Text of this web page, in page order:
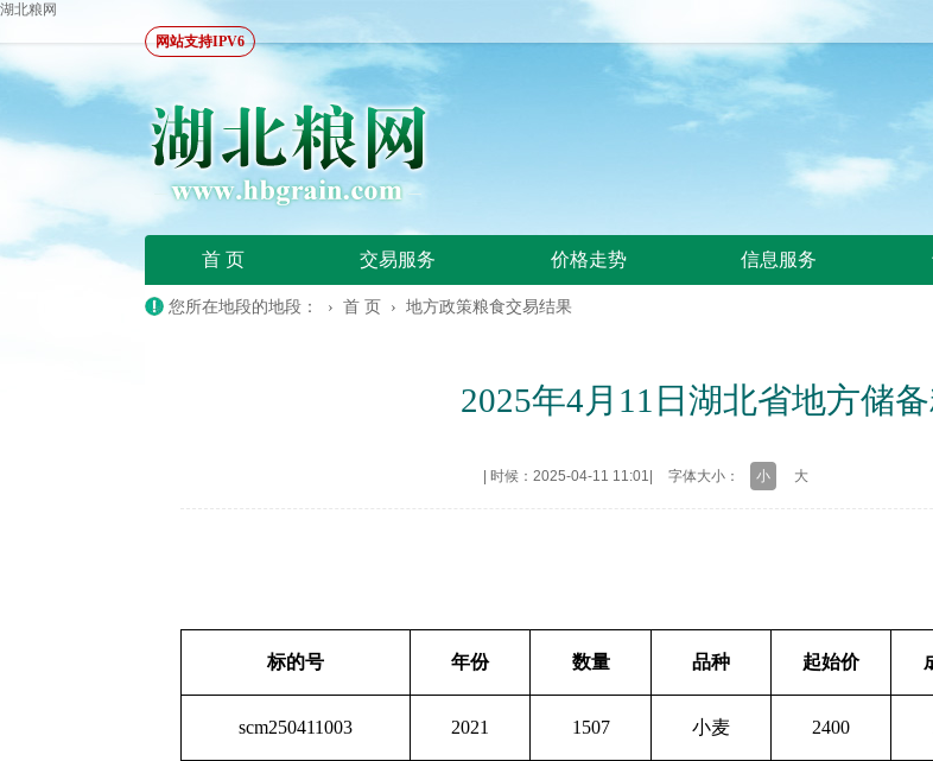
湖北粮网
网站支持IPV6
首 页 交易服务 价格走势 信息服务
您所在地段的地段： › 首 页 › 地方政策粮食交易结果
2025年4月11日湖北省地方储
时候：2025-04-11 11:01 字体大小： 小 大
标的号 年份 数量 品种 起始价
scm250411003 2021 1507 小麦 2400